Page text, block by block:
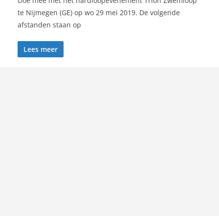
te Nijmegen (GE) op wo 29 mei 2019. De volgende
afstanden staan op
Lees meer